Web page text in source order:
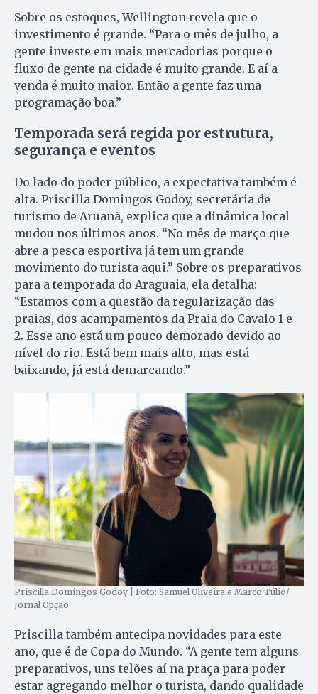
Sobre os estoques, Wellington revela que o
investimento é grande. “Para o mês de julho, a
gente investe em mais mercadorias porque o
fluxo de gente na cidade é muito grande. E aí a
venda é muito maior. Então a gente faz uma
programação boa.”
Temporada será regida por estrutura,
segurança e eventos
Do lado do poder público, a expectativa também é
alta. Priscilla Domingos Godoy, secretária de
turismo de Aruanã, explica que a dinâmica local
mudou nos últimos anos. “No mês de março que
abre a pesca esportiva já tem um grande
movimento do turista aqui.” Sobre os preparativos
para a temporada do Araguaia, ela detalha:
“Estamos com a questão da regularização das
praias, dos acampamentos da Praia do Cavalo 1 e
2. Esse ano está um pouco demorado devido ao
nível do rio. Está bem mais alto, mas está
baixando, já está demarcando.”
Priscilla Domingos Godoy | Foto: Samuel Oliveira e Marco Túlio/
Jornal Opção
Priscilla também antecipa novidades para este
ano, que é de Copa do Mundo. “A gente tem alguns
preparativos, uns telões aí na praça para poder
estar agregando melhor o turista, dando qualidade